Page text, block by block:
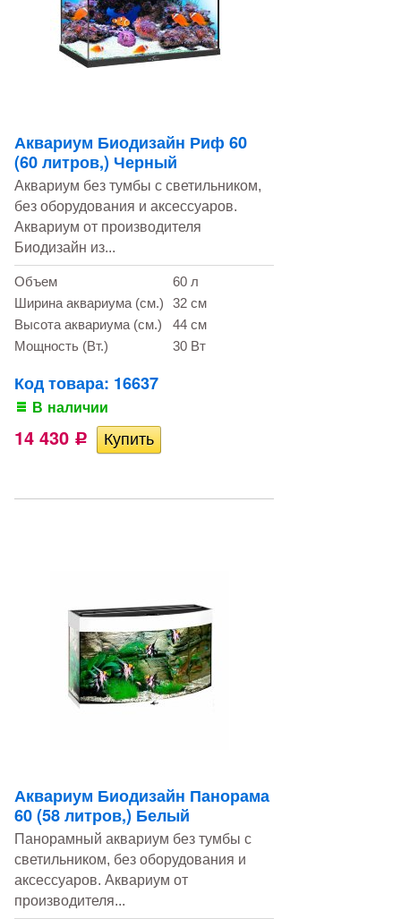
Аквариум Биодизайн Риф 60
(60 литров,) Черный
Аквариум без тумбы с светильником,
без оборудования и аксессуаров.
Аквариум от производителя
Биодизайн из...
Объем
60 л
Ширина аквариума (см.)
32 см
Высота аквариума (см.)
44 см
Мощность (Вт.)
30 Вт
Код товара: 16637
В наличии
14 430 Р
Аквариум Биодизайн Панорама
60 (58 литров,) Белый
Панорамный аквариум без тумбы с
светильником, без оборудования и
аксессуаров. Аквариум от
производителя...